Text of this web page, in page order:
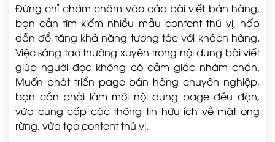
Đừng chỉ chăm chăm vào các bài viết bán hàng,
bạn cần tìm kiếm nhiều mẫu content thú vị, hấp
dẫn để tăng khả năng tương tác với khách hàng.
Việc sáng tạo thường xuyên trong nội dung bài viết
giúp người đọc không có cảm giác nhàm chán.
Muốn phát triển page bán hàng chuyên nghiệp,
bạn cần phải làm mới nội dung page đều đặn,
vừa cung cấp các thông tin hữu ích về mật ong
rừng, vừa tạo content thú vị.